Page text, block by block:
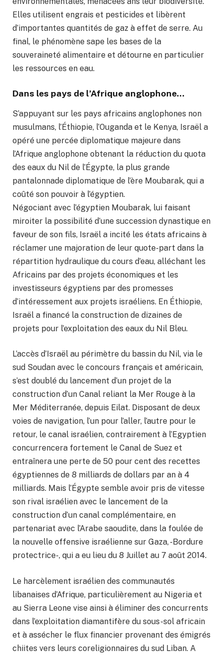
Elles utilisent engrais et pesticides et libèrent
d’importantes quantités de gaz à effet de serre. Au
final, le phénomène sape les bases de la
souveraineté alimentaire et détourne en particulier
les ressources en eau.
Dans les pays de l’Afrique anglophone…
S’appuyant sur les pays africains anglophones non
musulmans, l’Éthiopie, l’Ouganda et le Kenya, Israël a
opéré une percée diplomatique majeure dans
l’Afrique anglophone obtenant la réduction du quota
des eaux du Nil de l’Égypte, la plus grande
pantalonnade diplomatique de l’ère Moubarak, qui a
coûté son pouvoir à l’égyptien.
Négociant avec l’égyptien Moubarak, lui faisant
miroiter la possibilité d’une succession dynastique en
faveur de son fils, Israël a incité les états africains à
réclamer une majoration de leur quote-part dans la
répartition hydraulique du cours d’eau, alléchant les
Africains par des projets économiques et les
investisseurs égyptiens par des promesses
d’intéressement aux projets israéliens. En Éthiopie,
Israël a financé la construction de dizaines de
projets pour l’exploitation des eaux du Nil Bleu.
L’accès d’Israël au périmètre du bassin du Nil, via le
sud Soudan avec le concours français et américain,
s’est doublé du lancement d’un projet de la
construction d’un Canal reliant la Mer Rouge à la
Mer Méditerranée, depuis Eilat. Disposant de deux
voies de navigation, l’un pour l’aller, l’autre pour le
retour, le canal israélien, contrairement à l’Egyptien
concurrencera fortement le Canal de Suez et
entraînera une perte de 50 pour cent des recettes
égyptiennes de 8 milliards de dollars par an à 4
milliards. Mais l’Égypte semble avoir pris de vitesse
son rival israélien avec le lancement de la
construction d’un canal complémentaire, en
partenariat avec l’Arabe saoudite, dans la foulée de
la nouvelle offensive israélienne sur Gaza, -Bordure
protectrice-, qui a eu lieu du 8 Juillet au 7 août 2014.
Le harcèlement israélien des communautés
libanaises d’Afrique, particulièrement au Nigeria et
au Sierra Leone vise ainsi à éliminer des concurrents
dans l’exploitation diamantifère du sous-sol africain
et à assécher le flux financier provenant des émigrés
chiites vers leurs coreligionnaires du sud Liban. A